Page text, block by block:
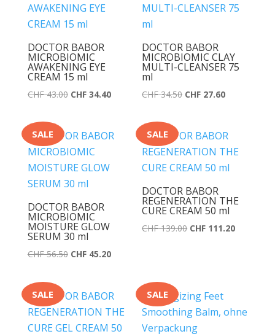
DOCTOR BABOR
MICROBIOMIC
AWAKENING EYE
CREAM 15 ml
CHF43.00 Ursprünglicher
CHF 43.00
CHF34.40Aktueller
CHF 34.40.
DOCTOR BABOR
MICROBIOMIC CLAY
MULTI-CLEANSER 75
ml
CHF34.50 Ursprünglicher
CHF 34.50
CHF 27.60Aktueller
CHF 27.60.
SALE
DOCTOR BABOR
MICROBIOMIC
MOISTURE GLOW
SERUM 30 ml
CHF56.50 Ursprünglicher
CHF 56.50
CHF45.20Aktueller
CHF 45.20.
SALE
DOCTOR BABOR
REGENERATION THE
CURE CREAM 50 ml
CHF139.00 Ursprünglicher
CHF 111.20Aktueller
SALE SALE